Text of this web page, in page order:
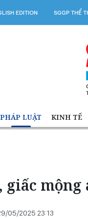
EDITION SGGP THỂ
PHÁP LUẬT KINH TẾ
giấc
05/2025 23:13